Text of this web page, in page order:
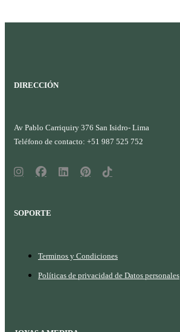
DIRECCIÓN
Av Pablo Carriquiry 376 San Isidro- Lima
Teléfono de contacto: +51 987 525 752
SOPORTE
Terminos y Condiciones
Políticas de privacidad de Datos personales